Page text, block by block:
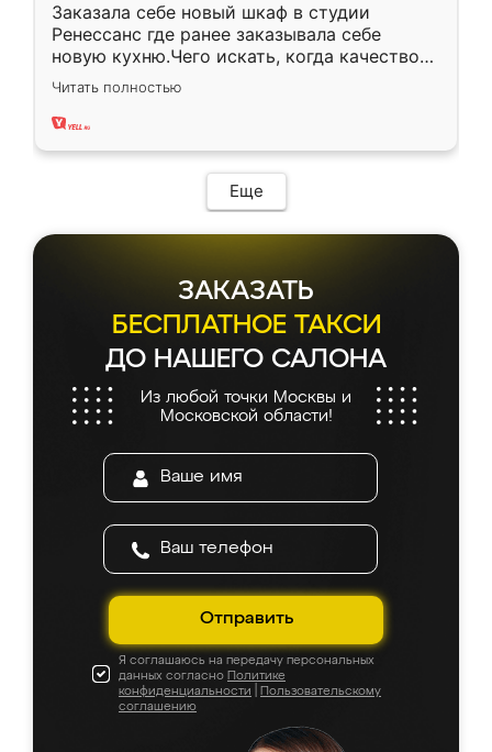
Заказала себе новый шкаф в студии
Ренессанс где ранее заказывала себе
новую кухню.Чего искать, когда качеством
вполне довольна. Служит кухня уже почти
два года, нареканий нет.
Читать полностью
Еще
ЗАКАЗАТЬ
БЕСПЛАТНОЕ ТАКСИ
ДО НАШЕГО САЛОНА
Из любой точки Москвы и
Московской области!
Отправить
Я соглашаюсь на передачу персональных
данных согласно Политике
конфиденциальности
Пользовательскому
соглашению